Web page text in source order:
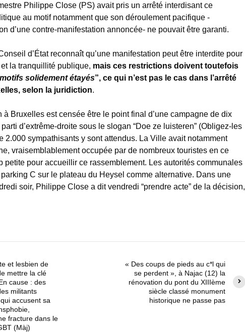
Philippe Close (PS) avait pris un arrêté interdisant ce
au motif notamment que son déroulement pacifique -
d’une contre-manifestation annoncée- ne pouvait être garanti.
d’État reconnaît qu’une manifestation peut être interdite pour
la tranquillité publique, mais ces restrictions doivent toutefois
motifs solidement étayés”, ce qui n’est pas le cas dans l’arrêté
selon la juridiction.
à Bruxelles est censée être le point final d’une campagne de dix
d’extrême-droite sous le slogan “Doe ze luisteren” (Obligez-les
2.000 sympathisants y sont attendus. La Ville avait notamment
vraisemblablement occupée par de nombreux touristes en ce
petite pour accueillir ce rassemblement. Les autorités communales
C sur le plateau du Heysel comme alternative. Dans une
soir, Philippe Close a dit vendredi “prendre acte” de la décision,
et lesbien de
mettre la clé
cause : des
militants
accusent sa
fracture dans le
(Màj)
« Des coups de pieds au c*l qui
se perdent », à Najac (12) la
rénovation du pont du XIIIème
siècle classé monument
historique ne passe pas